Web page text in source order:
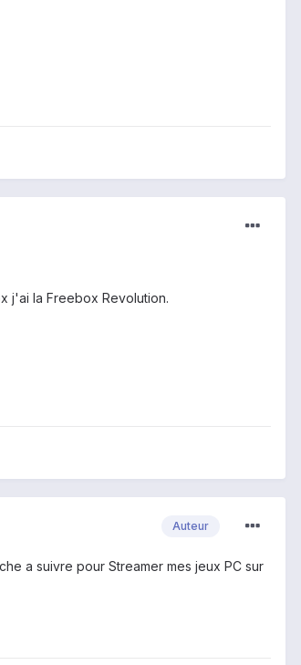
j'ai la Freebox Revolution.
Auteur
a suivre pour Streamer mes jeux PC sur